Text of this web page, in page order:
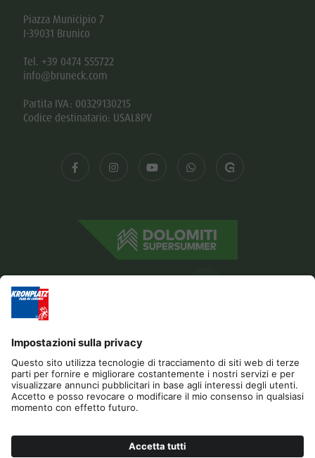
RICHIESTA
Piazza Municipio 7
I-39031 Brunico
Tel. +39 0474 555722
info@bruneck.com
Partita IVA: 00329130215
Codice destinatario: USAL8PV
Editoria Privacy Dichiarazione di accessibilità